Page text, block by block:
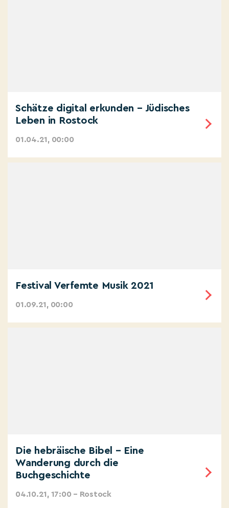
Schätze digital erkunden – Jüdisches
Leben in Rostock
01.04.21, 00:00
Festival Verfemte Musik 2021
01.09.21, 00:00
Die hebräische Bibel – Eine
Wanderung durch die
Buchgeschichte
04.10.21, 17:00 – Rostock